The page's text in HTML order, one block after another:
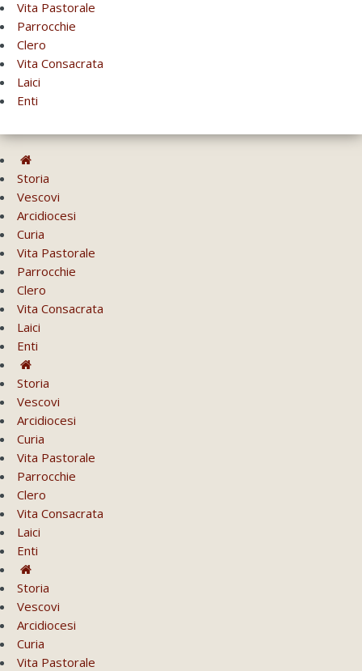
Vita Pastorale
Parrocchie
Clero
Vita Consacrata
Laici
Enti
Storia
Vescovi
Arcidiocesi
Curia
Vita Pastorale
Parrocchie
Clero
Vita Consacrata
Laici
Enti
Storia
Vescovi
Arcidiocesi
Curia
Vita Pastorale
Parrocchie
Clero
Vita Consacrata
Laici
Enti
Storia
Vescovi
Arcidiocesi
Curia
Vita Pastorale